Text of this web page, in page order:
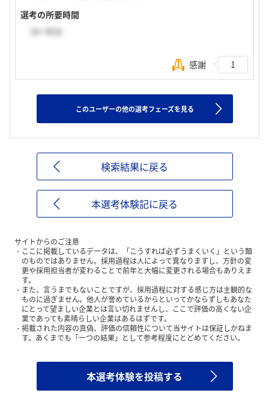
選考の所要時間
16~30分
感謝 1
このユーザーの他の選考フェーズを見る
検索結果に戻る
本選考体験記に戻る
サイトからのご注意
ここに掲載しているデータは、「こうすれば必ずうまくいく」という類
のものではありません。採用過程は人によって異なりますし、方針の変
更や採用担当者が変わることで前年と大幅に変更される場合もありえま
す。
また、言うまでもないことですが、採用過程に対する感じ方は主観的な
ものに過ぎません。他人が誉めているからといってかならずしもあなた
にとって望ましい企業とは言い切れませんし、ここで評価の高くない企
業であっても素晴らしい企業はあるはずです。
掲載された内容の真偽、評価の信頼性について当サイトは保証しかねま
す。あくまでも「一つの結果」として参考程度にとどめてください。
本選考体験を投稿する